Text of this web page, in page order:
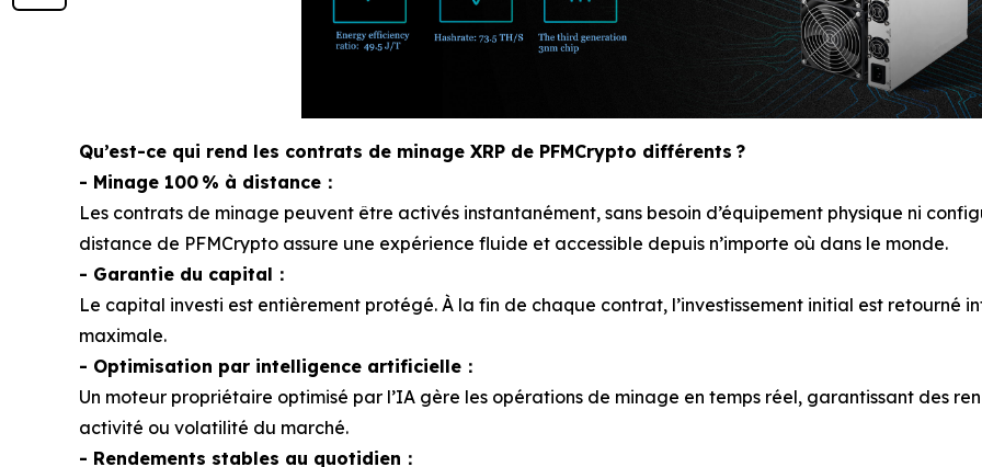
Qu’est-ce qui rend les contrats de minage XRP de PFMCrypto différents ?
- Minage 100 % à distance：
Les contrats de minage peuvent être activés instantanément, sans besoin d’équipement physique ni
distance de PFMCrypto assure une expérience fluide et accessible depuis n’importe où dans le monde.
- Garantie du capital：
Le capital investi est entièrement protégé. À la fin de chaque contrat, l’investissement initial est retourné
maximale.
- Optimisation par intelligence artificielle：
Un moteur propriétaire optimisé par l’IA gère les opérations de minage en temps réel, garantissant des
activité ou volatilité du marché.
- Rendements stables au quotidien：